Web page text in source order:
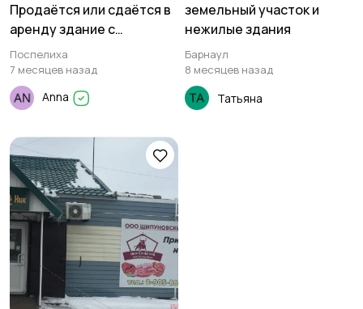
Продаётся или сдаётся в
аренду здание с
капитальным ремонтом в
Поспелихе
Поспелиха
7 месяцев назад
Anna
земельный участок и
нежилые здания
Барнаул
8 месяцев назад
Татьяна